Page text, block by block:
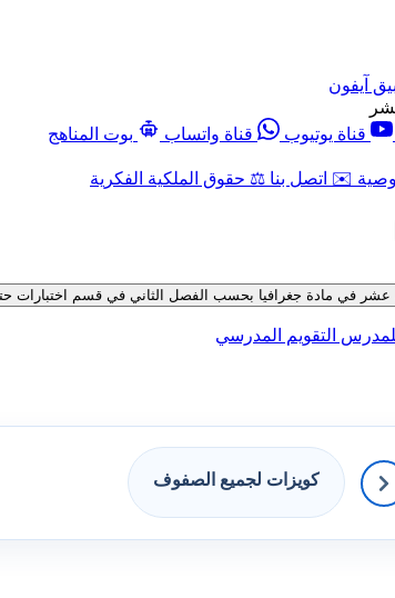
آيفون
قناة يوتيوب قناة واتساب
بوت المناهج
✉️ اتصل بنا ⚖️ حقوق الملكية الفكرية
مادة جغرافيا بحسب الفصل الثاني في قسم اختبارات حتى تاريخ
التقويم المدرسي
كويزات لجميع الصفوف